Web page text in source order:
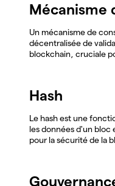
Mécanisme
Un mécanisme de
décentralisée de
blockchain, cruciale
Hash
Le hash est une
les données d'un bloc
pour la sécurité de la